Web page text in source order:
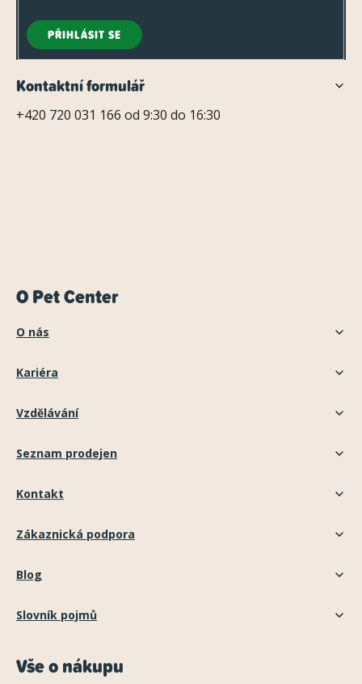
PŘIHLÁSIT SE
Kontaktní formulář
+420 720 031 166 od 9:30 do 16:30
O Pet Center
O nás
Kariéra
Vzdělávání
Seznam prodejen
Kontakt
Zákaznická podpora
Blog
Slovník pojmů
Vše o nákupu